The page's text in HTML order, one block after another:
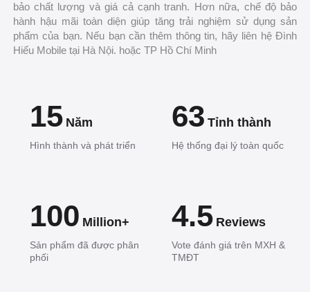
bảo chất lượng và giá cả cạnh tranh. Hơn nữa, chế độ bảo
hành hậu mãi toàn diện giúp tăng trải nghiệm sử dụng sản
phẩm của bạn. Nếu bạn cần thêm thông tin, hãy liên hệ Đình
Hiếu Mobile tại Hà Nội. hoặc TP Hồ Chí Minh
15 Năm
Hình thành và phát triển
63 Tỉnh thành
Hệ thống đại lý toàn quốc
100 Million+
Sản phẩm đã được phân
phối
4.5 Reviews
Vote đánh giá trên MXH &
TMĐT